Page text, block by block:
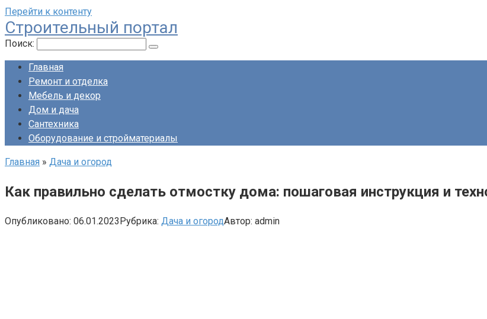
Перейти к контенту
Строительный портал
Поиск:
Главная
Ремонт и отделка
Мебель и декор
Дом и дача
Сантехника
Оборудование и стройматериалы
Главная » Дача и огород
Как правильно сделать отмостку дома: пошаговая инструкция и
Опубликовано: 06.01.2023Рубрика: Дача и огородАвтор: admin